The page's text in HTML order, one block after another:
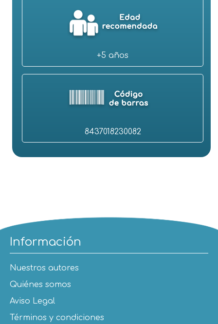
+5 años
8437018230082
Información
Nuestros autores
Quiénes somos
Aviso Legal
Términos y condiciones